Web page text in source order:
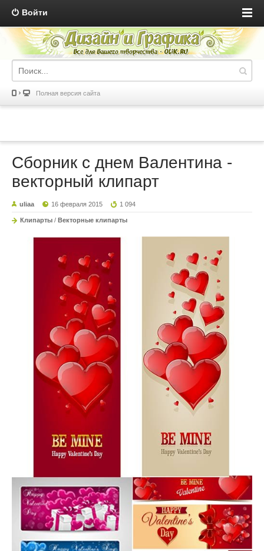
Войти
Полная версия сайта
Сборник с днем Валентина -
векторный клипарт
uliaa 16 февраля 2015 1 094
Клипарты / Векторные клипарты